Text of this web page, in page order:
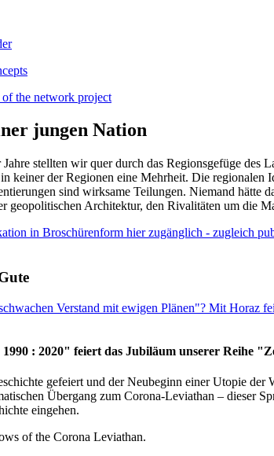
of the network project
jungen Nation
stellten wir quer durch das Regionsgefüge des
keiner der Regionen eine Mehrheit. Die
sind wirksame Teilungen. Niemand hätte
geopolitischen Architektur, den Rivalitäten um die
in Broschürenform hier zugänglich - zugleich
Verstand mit ewigen Plänen"? Mit Horaz
: 2020" feiert das Jubiläum unserer Reihe
gefeiert und der Neubeginn einer Utopie
Übergang zum Corona-Leviathan –
eingehen.
of the Corona Leviathan.